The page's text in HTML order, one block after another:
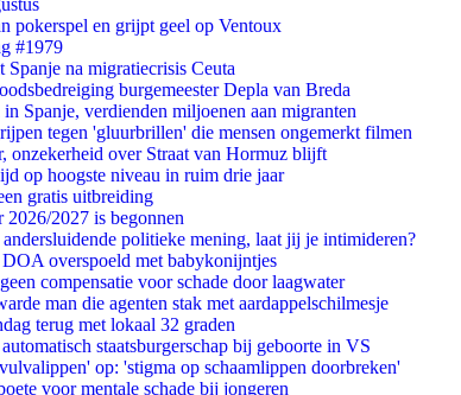
pokerspel en grijpt geel op Ventoux
#1979
na migratiecrisis Ceuta
burgemeester Depla van Breda
Spanje, verdienden miljoenen aan migranten
tegen 'gluurbrillen' die mensen ongemerkt filmen
onzekerheid over Straat van Hormuz blijft
op hoogste niveau in ruim drie jaar
gratis uitbreiding
2027 is begonnen
andersluidende politieke mening, laat jij je intimideren?
overspoeld met babykonijntjes
compensatie voor schade door laagwater
man die agenten stak met aardappelschilmesje
terug met lokaal 32 graden
staatsburgerschap bij geboorte in VS
op: 'stigma op schaamlippen doorbreken'
voor mentale schade bij jongeren